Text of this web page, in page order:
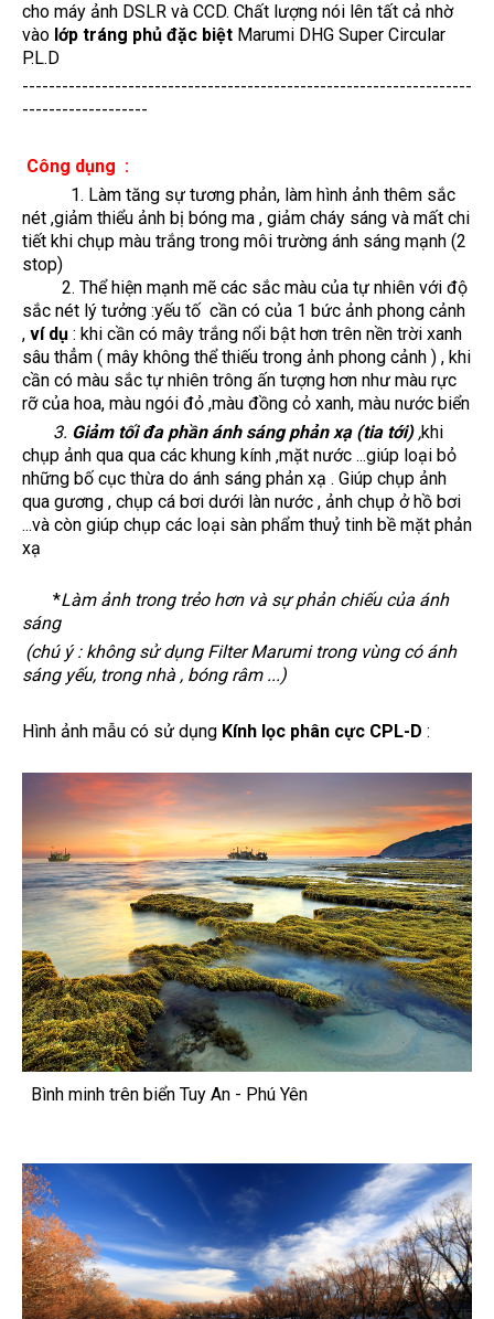
cho máy ảnh DSLR và CCD. Chất lượng nói lên tất cả nhờ
vào lớp tráng phủ đặc biệt Marumi DHG Super Circular
P.L.D
--------------------------------------------------------------------
-------------------
Công dụng :
1. Làm tăng sự tương phản, làm hình ảnh thêm sắc
nét ,giảm thiểu ảnh bị bóng ma , giảm cháy sáng và mất chi
tiết khi chụp màu trắng trong môi trường ánh sáng mạnh (2
stop)
2. Thể hiện mạnh mẽ các sắc màu của tự nhiên với độ
sắc nét lý tưởng :yếu tố cần có của 1 bức ảnh phong cảnh
, ví dụ : khi cần có mây trắng nổi bật hơn trên nền trời xanh
sâu thẳm ( mây không thể thiếu trong ảnh phong cảnh ) , khi
cần có màu sắc tự nhiên trông ấn tượng hơn như màu rực
rỡ của hoa, màu ngói đỏ ,màu đồng cỏ xanh, màu nước biển
3. Giảm tối đa phần ánh sáng phản xạ(tia tới),khi
chụp ảnh qua qua các khung kính ,mặt nước ...giúp loại bỏ
những bố cục thừa do ánh sáng phản xạ . Giúp chụp ảnh
qua gương , chụp cá bơi dưới làn nước , ảnh chụp ở hồ bơi
...và còn giúp chụp các loại sàn phẩm thuỷ tinh bề mặt phản
xạ
*Làm ảnh trong trẻo hơn và sự phản chiếu của ánh
sáng
(chú ý : không sử dụng Filter Marumi trong vùng có ánh
sáng yếu, trong nhà , bóng râm ...)
Hình ảnh mẫu có sử dụng Kính lọc phân cực CPL-D :
Bình minh trên biển Tuy An - Phú Yên